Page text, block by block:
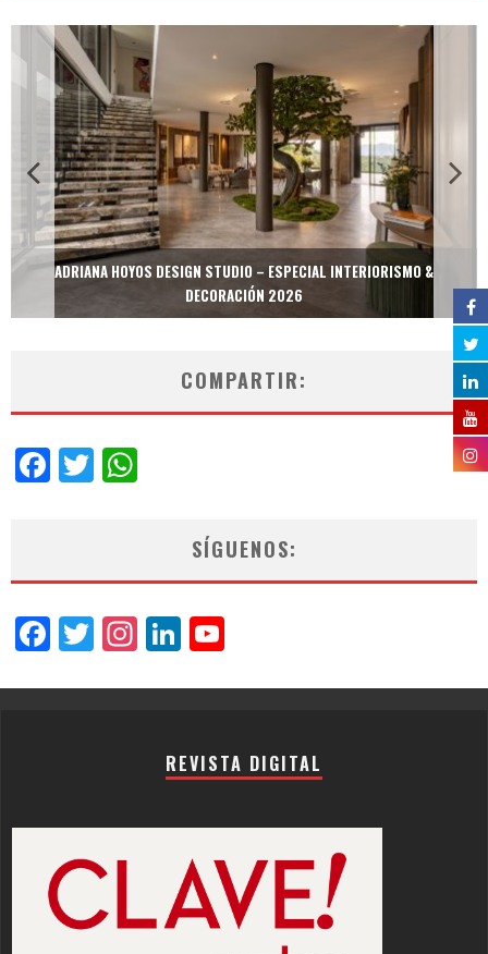
ADRIANA HOYOS DESIGN STUDIO – ESPECIAL INTERIORISMO &
DECORACIÓN 2026
COMPARTIR:
Facebook
Twitter
SÍGUENOS:
Facebook
Twitter
Instagram
LinkedIn
REVISTA DIGITAL